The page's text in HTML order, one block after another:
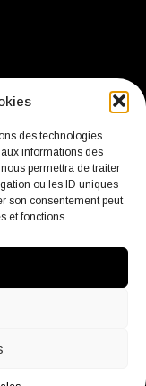
des technologies
informations des
permettra de traiter
ou les ID uniques
son consentement peut
et fonctions.